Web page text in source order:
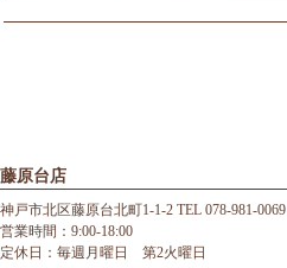
藤原台店
神戸市北区藤原台北町1-1-2 TEL 078-981-0069
営業時間：9:00-18:00
定休日：毎週月曜日 第2火曜日